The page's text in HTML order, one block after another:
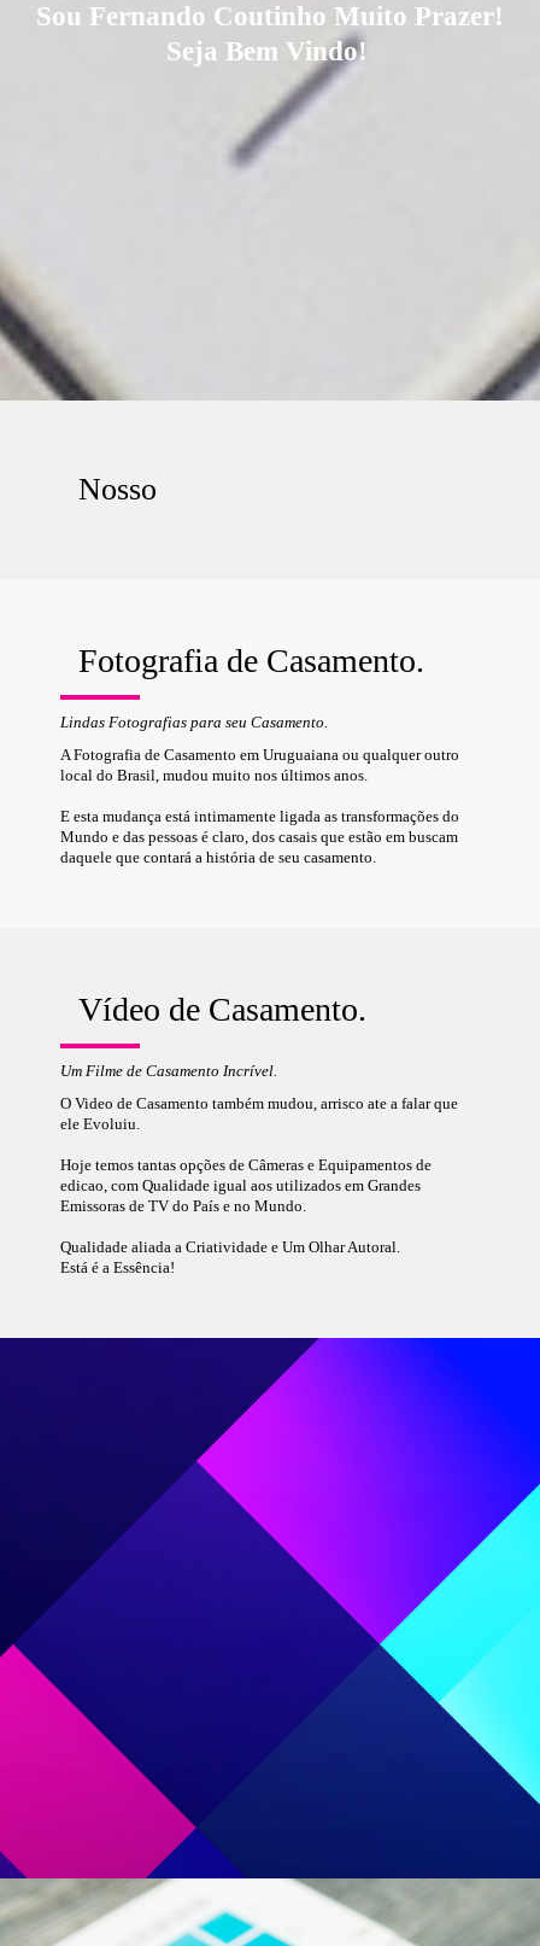
Sou Fernando Coutinho Muito Prazer!
Seja Bem Vindo!
Nosso
Fotografia de Casamento.
Lindas Fotografias para seu Casamento.
A Fotografia de Casamento em Uruguaiana ou qualquer outro
local do Brasil, mudou muito nos últimos anos.
E esta mudança está intimamente ligada as transformações do
Mundo e das pessoas é claro, dos casais que estão em buscam
daquele que contará a história de seu casamento.
Vídeo de Casamento.
Um Filme de Casamento Incrível.
O Video de Casamento também mudou, arrisco ate a falar que
ele Evoluiu.
Hoje temos tantas opções de Câmeras e Equipamentos de
edicao, com Qualidade igual aos utilizados em Grandes
Emissoras de TV do País e no Mundo.
Qualidade aliada a Criatividade e Um Olhar Autoral.
Está é a Essência!